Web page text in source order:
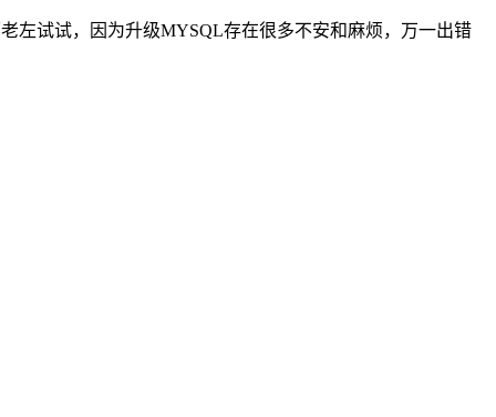
左试试，因为升级MYSQL存在很多不安和麻烦，万一出错